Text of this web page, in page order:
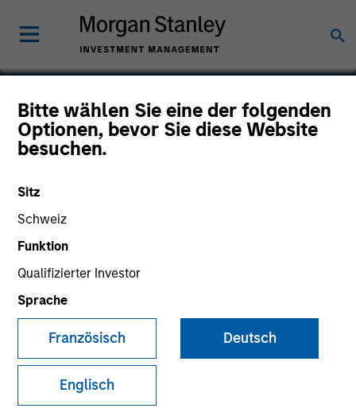
Bitte wählen Sie eine der folgenden
Optionen, bevor Sie diese Website
besuchen.
Sitz
Schweiz
Funktion
Qualifizierter Investor
Sprache
Französisch Deutsch
Englisch
Triana Energy II